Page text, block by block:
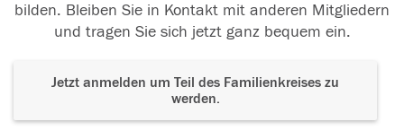
bilden. Bleiben Sie in Kontakt mit anderen Mitgliedern
und tragen Sie sich jetzt ganz bequem ein.
Jetzt anmelden um Teil des Familienkreises zu
werden.